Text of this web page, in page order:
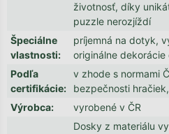
životnosť, díky
puzzle nerozjíždí
Špeciálne
vlastnosti:
príjemná na dotyk,
originálne
Podľa
certifikácie:
v zhode s normami
bezpečnosti
Výrobca: vyrobené v ČR
Dosky z materiálu